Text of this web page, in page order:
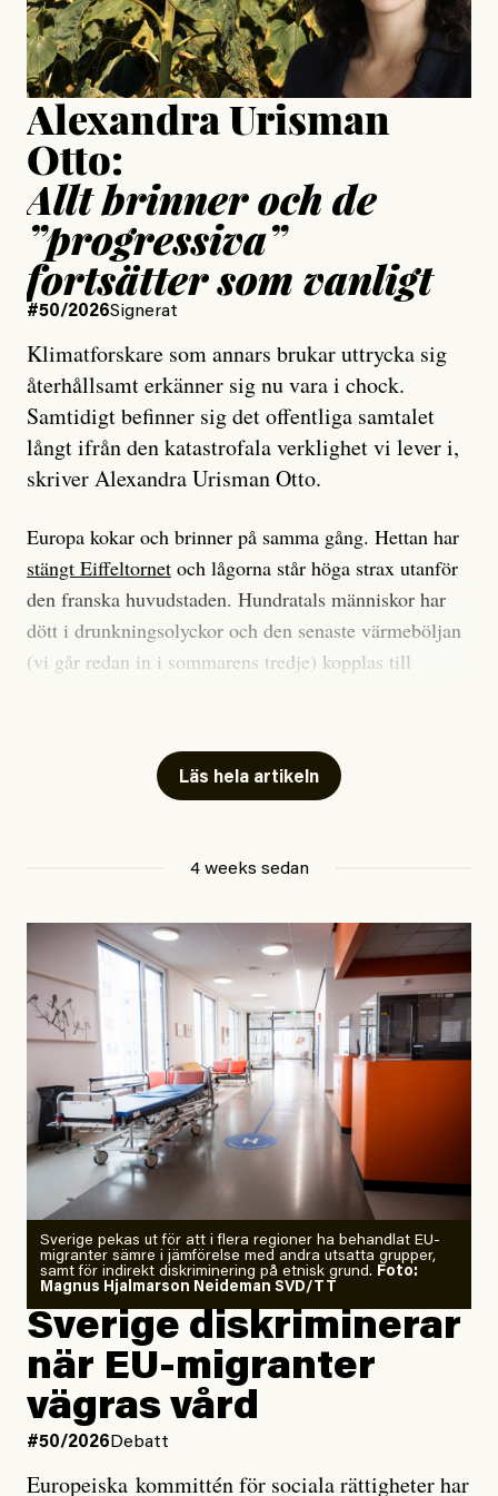
Publicerad15 July, 2026
Uppdaterad15 July, 2026
Alexandra Urisman
Otto:
Allt brinner och de
”progressiva”
fortsätter som vanligt
#50/2026Signerat
Klimatforskare som annars brukar uttrycka sig
återhållsamt erkänner sig nu vara i chock.
Samtidigt befinner sig det offentliga samtalet
långt ifrån den katastrofala verklighet vi lever i,
skriver Alexandra Urisman Otto.
Europa kokar och brinner på samma gång. Hettan har
stängt Eiffeltornet och lågorna står höga strax utanför
den franska huvudstaden. Hundratals människor har
dött i drunkningsolyckor och den senaste värmeböljan
(vi går redan in i sommarens tredje) kopplas till
Har du också panik i hettan? Känns det som en
mardröm? Bra, allt annat vore fullständigt orimligt.
att han brukar vara ganska återhållsam när han
september 2023, när de globala temperaturerna för
månaden visade sig vara hela 0,5 °C varmare än någon
tidigare septembermånad – har han blivit chockad.
”Fram till i dag”, skriver han.
Årets El Niño kan bli den
starkaste som uppmätts
Zeke Hausfather är chockad igen efter att ha
analyserat hur de olika klimatmodellerna bedömer
läget för hur den begynnande El Niño-händelsen ska
utveckla sig. El Niño är ett återkommande
väderfenomen som uppstår när havsvattnet i delar av
Stilla havet blir ovanligt varmt. Det påverkar vädret
över stora delar av världen och under
forskare allt oftare varnat för att den här El Niñon
Läs hela artikeln
4 weeks sedan
Sverige pekas ut för att i flera regioner ha behandlat EU-
migranter sämre i jämförelse med andra utsatta grupper,
samt för indirekt diskriminering på etnisk grund. Foto:
Magnus Hjalmarson Neideman SVD/TT
Sverige diskriminerar
när EU-migranter
vägras vård
#50/2026 Debatt
Europeiska kommittén för sociala rättigheter har